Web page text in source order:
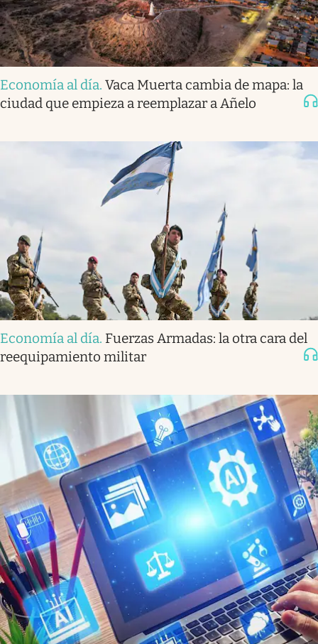
Economía al día. Vaca Muerta cambia de mapa: la
ciudad que empieza a reemplazar a Añelo
Economía al día. Fuerzas Armadas: la otra cara del
reequipamiento militar